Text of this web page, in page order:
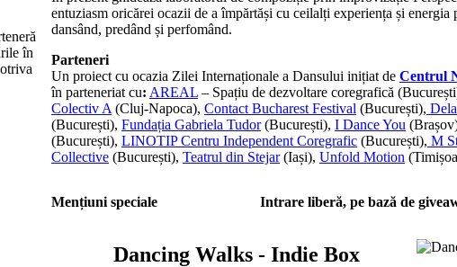
în
entuziasm oricărei ocazii de a împărtăși cu ceilalți experiența și energia
dansând, predând și perfomând.
Parteneri
Un proiect cu ocazia Zilei Internaționale a Dansului inițiat de Centrul
în parteneriat cu: AREAL – Spațiu de dezvoltare coregrafică
Colectiv A (Cluj-Napoca), Contact Bucharest Festival (București),
(București), Fundația Gabriela Tudor(București), I Dance You
(București), LINOTIP Centru Independent Coregrafic (București), M
Collective (București), Teatrul din Stejar(Iași), Unfold Motion
Mențiuni speciale Intrare liberă, pe bază de
Dancing Walks - Indie Box